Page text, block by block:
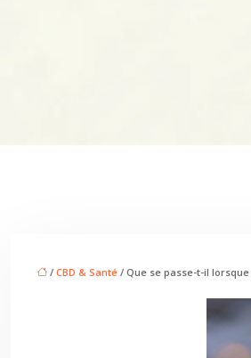
/ CBD & Santé / Que se passe-t-il lorsque